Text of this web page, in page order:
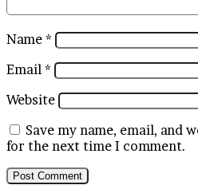
Name *
Email *
Website
Save my name, email, and
for the next time I comment.